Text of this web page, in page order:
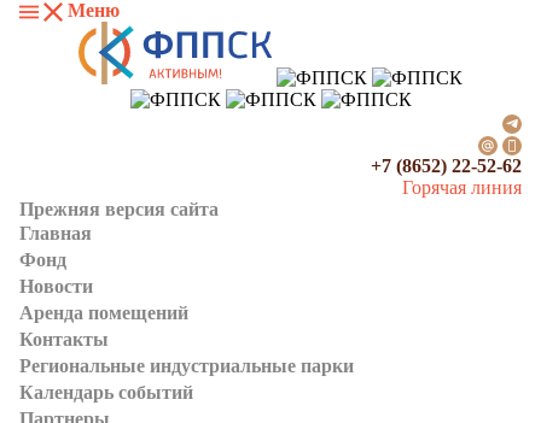
Меню
+7 (8652) 22-52-62
Горячая линия
Прежняя версия сайта
Главная
Фонд
Новости
Аренда помещений
Контакты
Региональные индустриальные парки
Календарь событий
Партнеры